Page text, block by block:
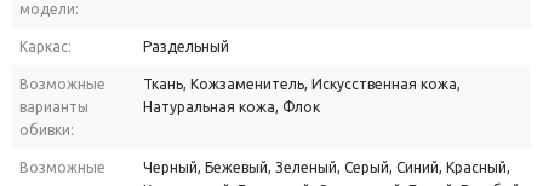
модели:
Каркас: Раздельный
Возможные
варианты
обивки:
Ткань, Кожзаменитель, Искусственная кожа,
Натуральная кожа, Флок
Возможные
Черный, Бежевый, Зеленый, Серый, Синий, Красный,